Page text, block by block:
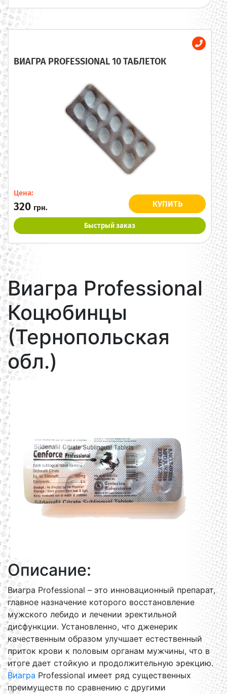
ВИАГРА PROFESSIONAL 10 ТАБЛЕТОК
Цена:
320 грн. КУПИТЬ
Быстрый заказ
Виагра Professional
Коцюбинцы
(Тернопольская
обл.)
Описание:
Виагра Professional – это инновационный препарат,
главное назначение которого восстановление
мужского лебидо и лечении эректильной
дисфункции. Установленно, что дженерик
качественным образом улучшает естественный
приток крови к половым органам мужчины, что в
итоге дает стойкую и продолжительную эрекцию.
Виагра Professional имеет ряд существенных
преимуществ по сравнению с другими